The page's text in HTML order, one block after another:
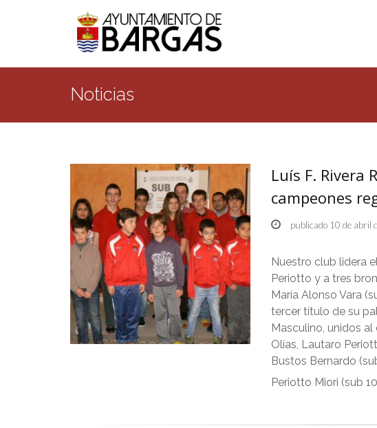
Noticias
Luís F. Rivera
campeones
publicado 10 de abril
Nuestro club lidera
Periotto y a tres
María Alonso Vara
tercer título de su
Masculino, unidos
Olías, Lautaro
Bustos Bernardo
Periotto Miori (sub